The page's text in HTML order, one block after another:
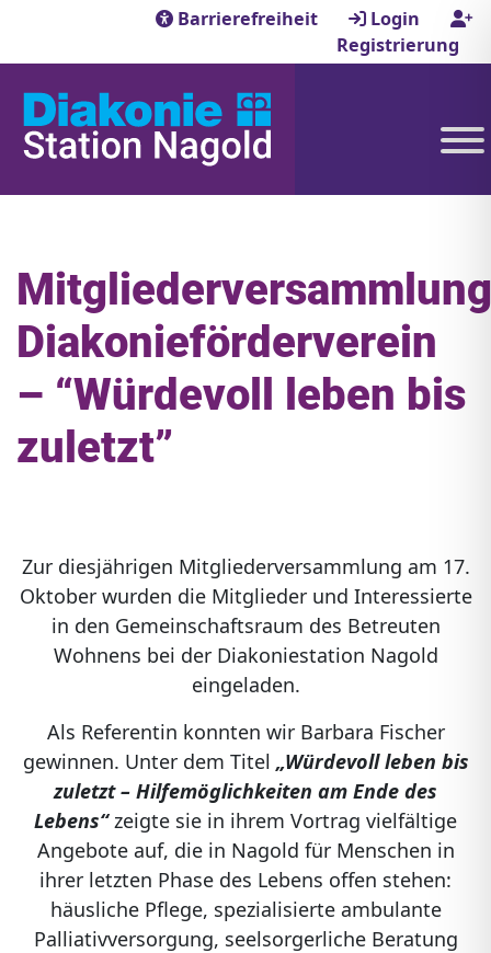
Barrierefreiheit
Login
Registrierung
Mitgliederversammlung
Diakonieförderverein
– “Würdevoll leben bis
zuletzt”
Zur diesjährigen Mitgliederversammlung am 17.
Oktober wurden die Mitglieder und Interessierte
in den Gemeinschaftsraum des Betreuten
Wohnens bei der Diakoniestation Nagold
eingeladen.
Als Referentin konnten wir Barbara Fischer
gewinnen. Unter dem Titel „Würdevoll leben bis
zuletzt – Hilfemöglichkeiten am Ende des
Lebens“zeigte sie in ihrem Vortrag vielfältige
Angebote auf, die in Nagold für Menschen in
ihrer letzten Phase des Lebens offen stehen:
häusliche Pflege, spezialisierte ambulante
Palliativversorgung, seelsorgerliche Beratung